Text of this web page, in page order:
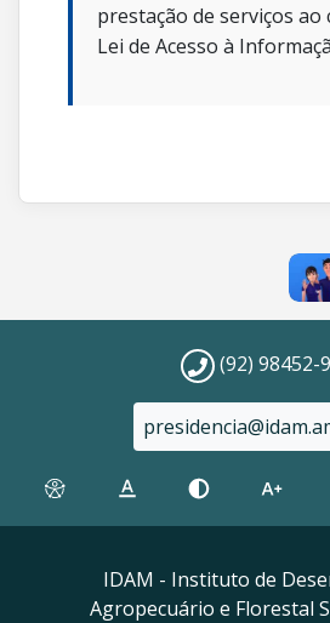
prestação de serviços ao
Lei de Acesso à
(92) 98452-
IDAM - Instituto de
Agropecuário e Florestal